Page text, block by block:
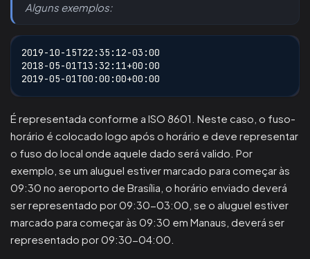
Alguns exemplos:
2019-10-15T22:35:12-03:00
2018-05-01T13:32:11+00:00
2019-05-01T00:00:00+00:00
É representada conforme a ISO 8601. Neste caso, o fuso-
horário é colocado logo após o horário e deve representar
o fuso do local onde aquele dado será valido. Por
exemplo, se um aluguel estiver marcado para começar às
09:30 no aeroporto de Brasília, o horário enviado deverá
ser representado por 09:30-03:00, se o aluguel estiver
marcado para começar às 09:30 em Manaus, deverá ser
representado por 09:30-04:00.